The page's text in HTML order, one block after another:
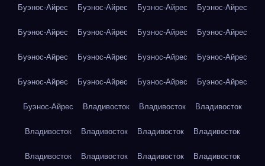
Буэнос-Айрес Буэнос-Айрес Буэнос-Айрес Буэнос-Айрес
Буэнос-Айрес Буэнос-Айрес Буэнос-Айрес Буэнос-Айрес
Буэнос-Айрес Буэнос-Айрес Буэнос-Айрес Буэнос-Айрес
Буэнос-Айрес Буэнос-Айрес Буэнос-Айрес Буэнос-Айрес
Буэнос-Айрес Владивосток Владивосток Владивосток
Владивосток Владивосток Владивосток Владивосток
Владивосток Владивосток Владивосток Владивосток